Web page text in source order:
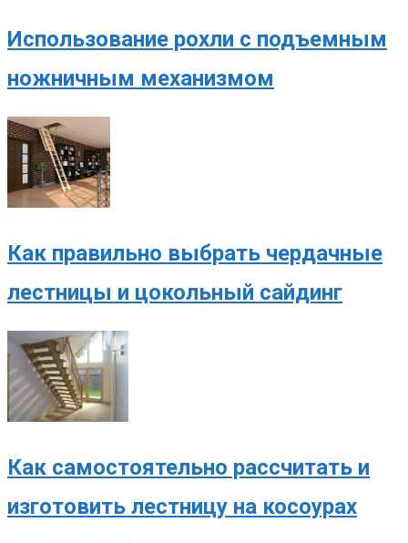
Использование рохли с подъемным
ножничным механизмом
Как правильно выбрать чердачные
лестницы и цокольный сайдинг
Как самостоятельно рассчитать и
изготовить лестницу на косоурах